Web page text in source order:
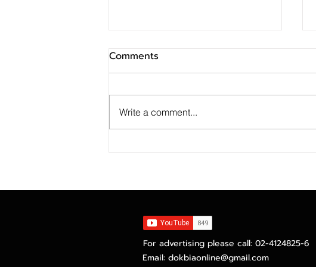
EXIM BANK พัฒนาผลิตภัณฑ์
ใหม่ เปลี่ยนผ่านสู่ธุรกิจสีเขียว
Comments
Write a comment...
For advertising please call: 02-4124825-6
Email: dokbiaonline@gmail.com